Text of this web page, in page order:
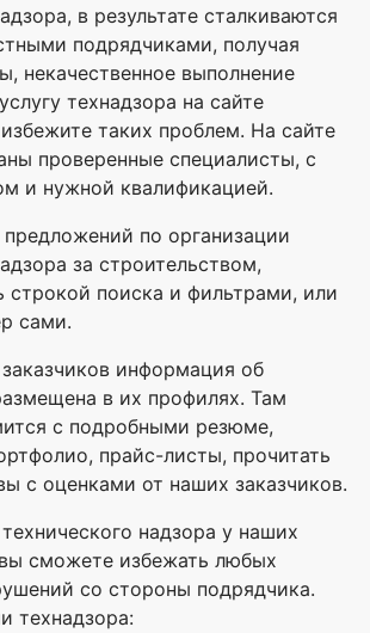
в результате сталкиваются
подрядчиками, получая
некачественное выполнение
технадзора на сайте
таких проблем. На сайте
проверенные специалисты, с
и нужной квалификацией.
по организации
за строительством,
строкой поиска и фильтрами, или
сами.
информация об
в их профилях. Там
с подробными резюме,
прайс-листы, прочитать
с оценками от наших заказчиков.
технического надзора у наших
сможете избежать любых
со стороны подрядчика.
технадзора: